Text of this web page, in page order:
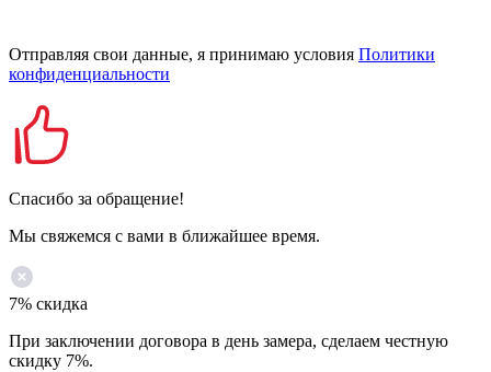
Отправляя свои данные, я принимаю условия Политики
конфиденциальности
Спасибо за обращение!
Мы свяжемся с вами в ближайшее время.
7% скидка
При заключении договора в день замера, сделаем честную
скидку 7%.